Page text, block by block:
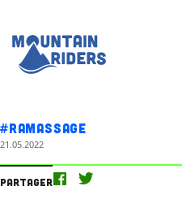
#Ramassage
21.05.2022
Partager